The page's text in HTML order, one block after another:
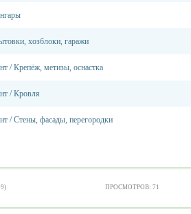
хозблоки, гаражи
/Крепёж, метизы, оснастка
/Кровля
/Стены, фасады, перегородки
ПРОСМОТРОВ: 71